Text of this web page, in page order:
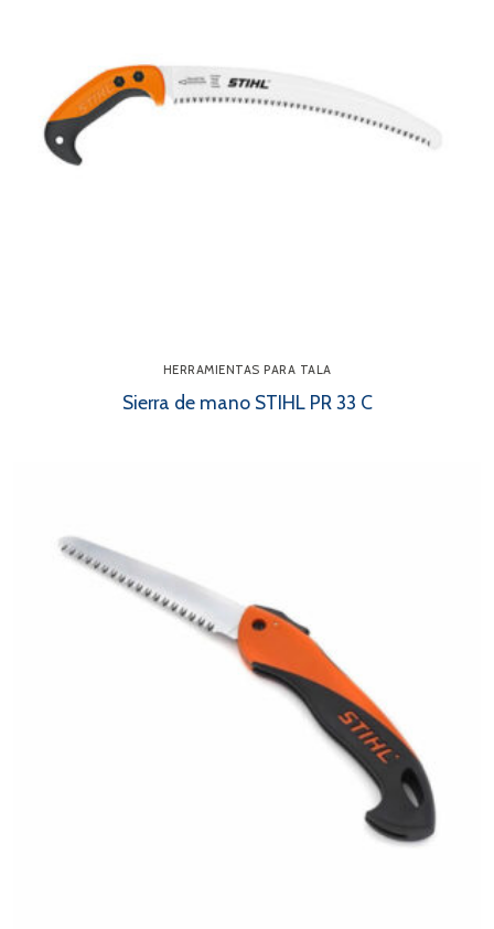
HERRAMIENTAS PARA TALA
Sierra de mano STIHL PR 33 C